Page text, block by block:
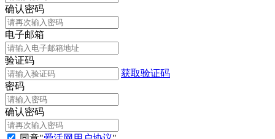
确认密码
电子邮箱
验证码
获取验证码
密码
确认密码